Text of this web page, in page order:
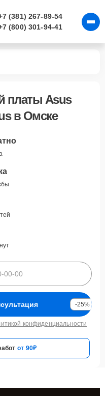
(381) 267-89-54
(800) 301-94-41
платы Asus
в Омске
-25%
конфиденциальности
от 90₽